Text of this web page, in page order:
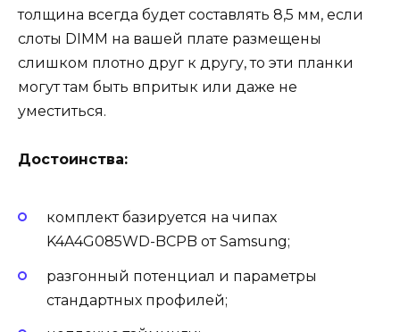
толщина всегда будет составлять 8,5 мм, если
слоты DIMM на вашей плате размещены
слишком плотно друг к другу, то эти планки
могут там быть впритык или даже не
уместиться.
Достоинства:
комплект базируется на чипах
K4A4G085WD-BCPB от Samsung;
разгонный потенциал и параметры
стандартных профилей;